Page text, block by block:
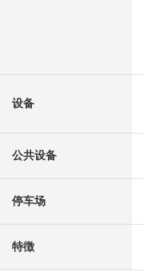
设备
公共设备
停车场
特徴